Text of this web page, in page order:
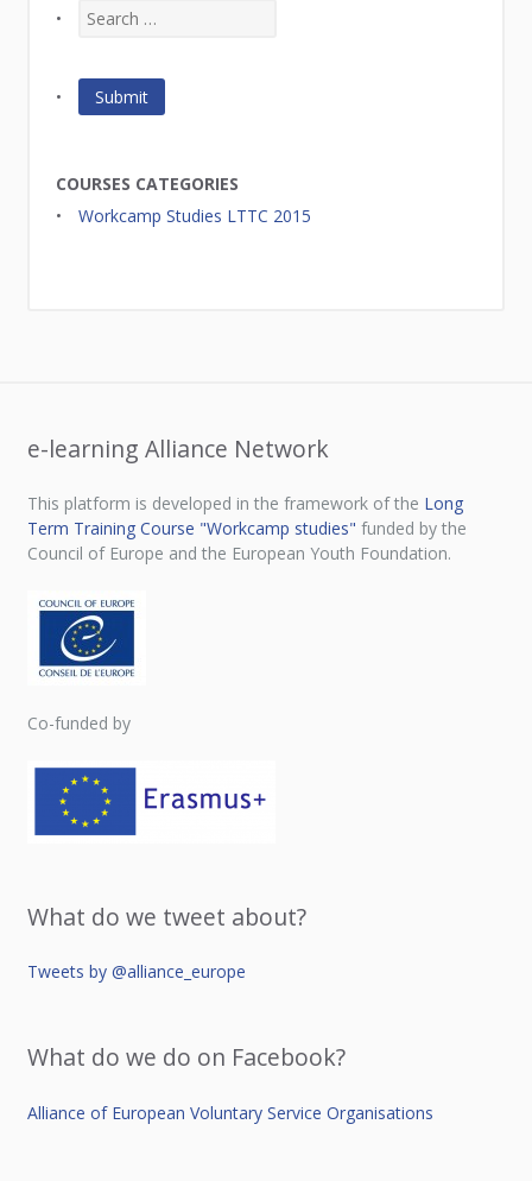
COURSES CATEGORIES
Workcamp Studies LTTC 2015
e-learning Alliance Network
This platform is developed in the framework of the Long
Term Training Course "Workcamp studies" funded by the
Council of Europe and the European Youth Foundation.
Co-funded by
What do we tweet about?
Tweets by @alliance_europe
What do we do on Facebook?
Alliance of European Voluntary Service Organisations